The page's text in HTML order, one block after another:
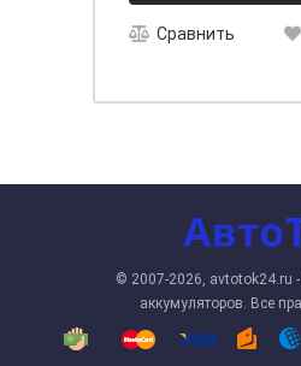
Сравнить
© 2007-2026, avtotok24.ru -
аккумуляторов. Все